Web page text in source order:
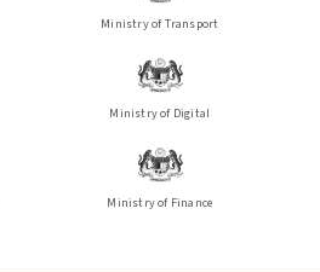
Ministry of Transport
Ministry of Digital
Ministry of Finance